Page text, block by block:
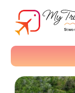
zawartości